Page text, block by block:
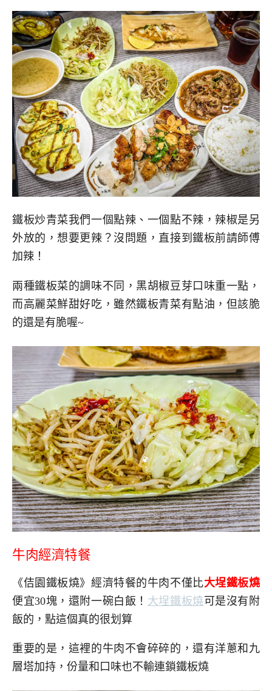
鐵板炒青菜我們一個點辣、一個點不辣，辣椒是另
外放的，想要更辣？沒問題，直接到鐵板前請師傅
加辣！
兩種鐵板菜的調味不同，黑胡椒豆芽口味重一點，
而高麗菜鮮甜好吃，雖然鐵板青菜有點油，但該脆
的還是有脆喔~
牛肉經濟特餐
《佶園鐵板燒》經濟特餐的牛肉不僅比大埕鐵板燒
便宜30塊，還附一碗白飯！ 大埕鐵板燒可是沒有附
飯的，點這個真的很划算
重要的是，這裡的牛肉不會碎碎的，還有洋蔥和九
層塔加持，份量和口味也不輸連鎖鐵板燒